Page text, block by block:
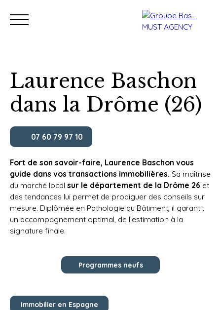
Nos bureaux Acheter Vendre Programmes
Estimation
Laurence Baschon
dans la Drôme (26)
07 60 79 97 10
Fort de son savoir-faire, Laurence Baschon vous
guide dans vos transactions immobilières. Sa maîtrise
du marché local sur le département de la Drôme 26 et
des tendances lui permet de prodiguer des conseils sur
mesure. Diplômée en Pathologie du Bâtiment, il garantit
un accompagnement optimal, de l’estimation à la
signature finale.
Programmes neufs
Immobilier en Espagne